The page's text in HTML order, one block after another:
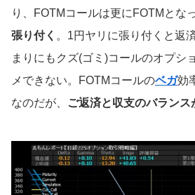
り、FOTMコールは更にFOTMとな
張り付く 。1円ヤリに張り付くと返
まりにもクズ(ゴミ)コールのオプシ
メできない。FOTMコールのベガ効
なのだが、
ご返済と収支のバランス